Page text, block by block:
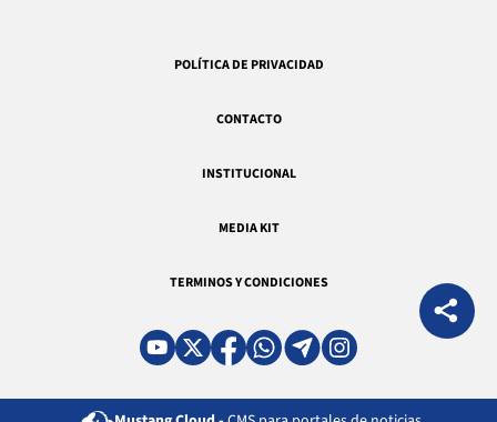
POLÍTICA DE PRIVACIDAD
CONTACTO
INSTITUCIONAL
MEDIA KIT
TERMINOS Y CONDICIONES